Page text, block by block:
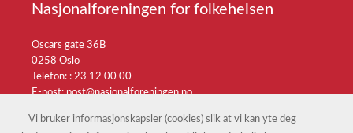
Nasjonalforeningen for folkehelsen
Oscars gate 36B
0258 Oslo
Telefon: : 23 12 00 00
E-post:post@nasjonalforeningen.no
Vi bruker informasjonskapsler (cookies) slik at vi kan yte deg